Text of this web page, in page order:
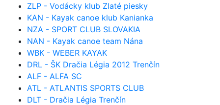
ZLP - Vodácky klub Zlaté piesky
KAN - Kayak canoe klub Kanianka
NZA - SPORT CLUB SLOVAKIA
NAN - Kayak canoe team Nána
WBK - WEBER KAYAK
DRL - ŠK Dračia Légia 2012 Trenčín
ALF - ALFA SC
ATL - ATLANTIS SPORTS CLUB
DLT - Dračia Légia Trenčín